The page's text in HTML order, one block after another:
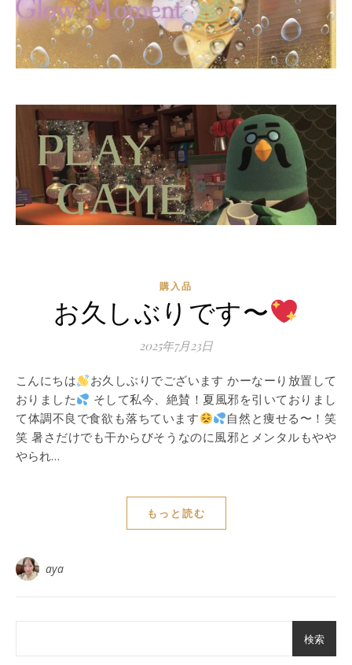
購入品
お久しぶりです〜
2025年7月23日
こんにちは
お久しぶりでございます かーなーり放置して
おりました
そして私今、絶賛！夏風邪を引いておりまし
て体調不良で食欲も落ちています
自然と痩せる〜！笑
笑 暑さだけでも干からびそうなのに風邪とメンタルもやや
やられ…
もっと読む
aya
検索